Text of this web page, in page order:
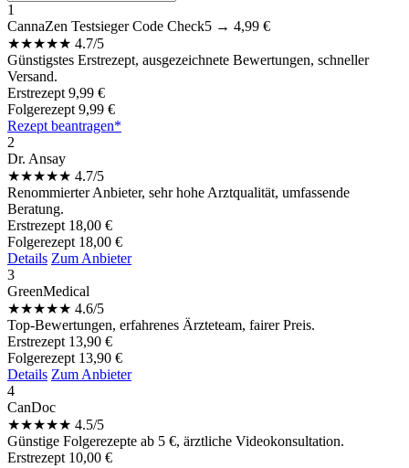
1
CannaZen Testsieger Code Check5 → 4,99 €
★★★★★ 4.7/5
Günstigstes Erstrezept, ausgezeichnete Bewertungen, schneller
Versand.
Erstrezept 9,99 €
Folgerezept 9,99 €
Rezept beantragen*
2
Dr. Ansay
★★★★★ 4.7/5
Renommierter Anbieter, sehr hohe Arztqualität, umfassende
Beratung.
Erstrezept 18,00 €
Folgerezept 18,00 €
Details Zum Anbieter
3
GreenMedical
★★★★★ 4.6/5
Top-Bewertungen, erfahrenes Ärzteteam, fairer Preis.
Erstrezept 13,90 €
Folgerezept 13,90 €
Details Zum Anbieter
4
CanDoc
★★★★★ 4.5/5
Günstige Folgerezepte ab 5 €, ärztliche Videokonsultation.
Erstrezept 10,00 €